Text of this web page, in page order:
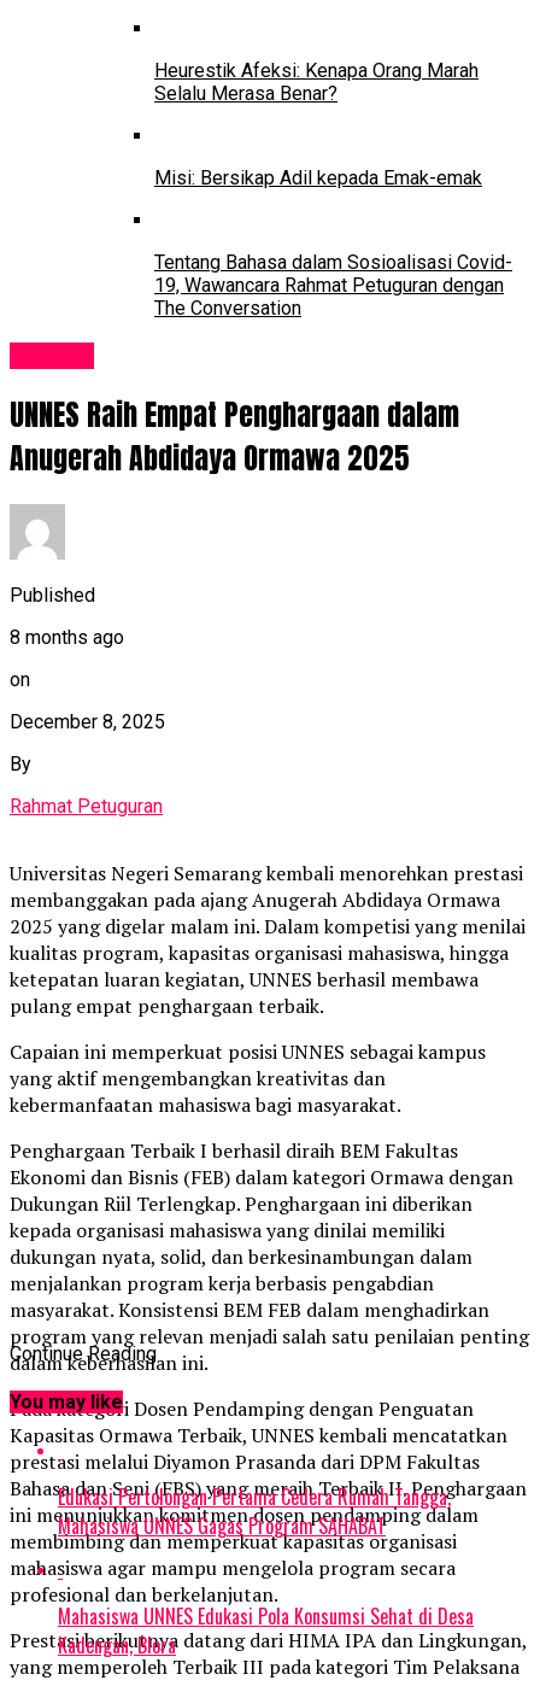
Heurestik Afeksi: Kenapa Orang Marah
Selalu Merasa Benar?
Misi: Bersikap Adil kepada Emak-emak
Tentang Bahasa dalam Sosioalisasi Covid-
19, Wawancara Rahmat Petuguran dengan
The Conversation
UNNES Raih Empat Penghargaan dalam
Anugerah Abdidaya Ormawa 2025
Published
8 months ago
on
December 8, 2025
By
Rahmat Petuguran
Universitas Negeri Semarang kembali menorehkan prestasi
membanggakan pada ajang Anugerah Abdidaya Ormawa
2025 yang digelar malam ini. Dalam kompetisi yang menilai
kualitas program, kapasitas organisasi mahasiswa, hingga
ketepatan luaran kegiatan, UNNES berhasil membawa
pulang empat penghargaan terbaik.
Capaian ini memperkuat posisi UNNES sebagai kampus
yang aktif mengembangkan kreativitas dan
kebermanfaatan mahasiswa bagi masyarakat.
Penghargaan Terbaik I berhasil diraih BEM Fakultas
Ekonomi dan Bisnis (FEB) dalam kategori Ormawa dengan
Dukungan Riil Terlengkap. Penghargaan ini diberikan
kepada organisasi mahasiswa yang dinilai memiliki
dukungan nyata, solid, dan berkesinambungan dalam
menjalankan program kerja berbasis pengabdian
masyarakat. Konsistensi BEM FEB dalam menghadirkan
program yang relevan menjadi salah satu penilaian penting
dalam keberhasilan ini.
Pada kategori Dosen Pendamping dengan Penguatan
Kapasitas Ormawa Terbaik, UNNES kembali mencatatkan
prestasi melalui Diyamon Prasanda dari DPM Fakultas
Bahasa dan Seni (FBS) yang meraih Terbaik II. Penghargaan
ini menunjukkan komitmen dosen pendamping dalam
membimbing dan memperkuat kapasitas organisasi
mahasiswa agar mampu mengelola program secara
profesional dan berkelanjutan.
Prestasi berikutnya datang dari HIMA IPA dan Lingkungan,
yang memperoleh Terbaik III pada kategori Tim Pelaksana
Continue Reading
You may like
Edukasi Pertolongan Pertama Cedera Rumah Tangga,
Mahasiswa UNNES Gagas Program SAHABAT
Mahasiswa UNNES Edukasi Pola Konsumsi Sehat di Desa
Kadengan, Blora